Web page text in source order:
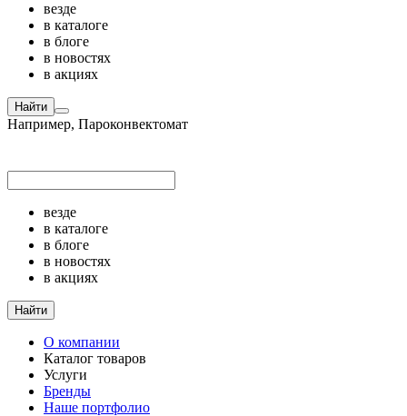
везде
в каталоге
в блоге
в новостях
в акциях
Найти
Например, Пароконвектомат
везде
в каталоге
в блоге
в новостях
в акциях
Найти
О компании
Каталог товаров
Услуги
Бренды
Наше портфолио